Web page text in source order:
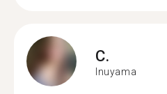
C.
Inuyama